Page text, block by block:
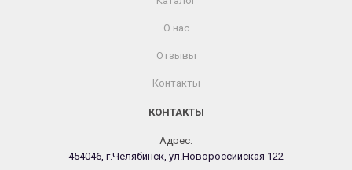
О нас
Отзывы
Контакты
КОНТАКТЫ
Адрес:
454046, г.Челябинск, ул.Новороссийская 122